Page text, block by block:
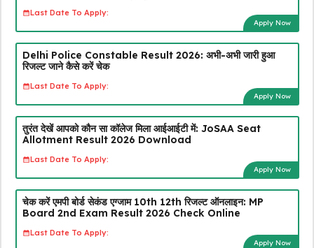
Last Date To Apply:
Apply Now
Delhi Police Constable Result 2026: अभी-अभी जारी हुआ
रिजल्ट जाने कैसे करें चेक
Last Date To Apply:
Apply Now
तुरंत देखें आपको कौन सा कॉलेज मिला आईआईटी में: JoSAA Seat
Allotment Result 2026 Download
Last Date To Apply:
Apply Now
चेक करें एमपी बोर्ड सेकंड एग्जाम 10th 12th रिजल्ट ऑनलाइन: MP
Board 2nd Exam Result 2026 Check Online
Last Date To Apply:
Apply Now